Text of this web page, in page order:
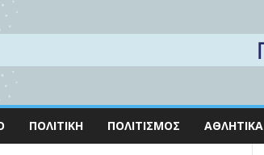
ΠΟΛΙΤΙΚΉ ΠΟΛΙΤΙΣΜΌΣ ΑΘΛΗΤΙΚΆ